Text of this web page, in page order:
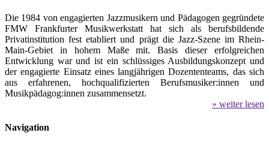
Die 1984 von engagierten Jazzmusikern und Pädagogen gegründete
FMW Frankfurter Musikwerkstatt hat sich als berufsbildende
Privatinstitution fest etabliert und prägt die Jazz-Szene im Rhein-
Main-Gebiet in hohem Maße mit. Basis dieser erfolgreichen
Entwicklung war und ist ein schlüssiges Ausbildungskonzept und
der engagierte Einsatz eines langjährigen Dozententeams, das sich
aus erfahrenen, hochqualifizierten Berufsmusiker:innen und
Musikpädagog:innen zusammensetzt.
» weiter lesen
Navigation